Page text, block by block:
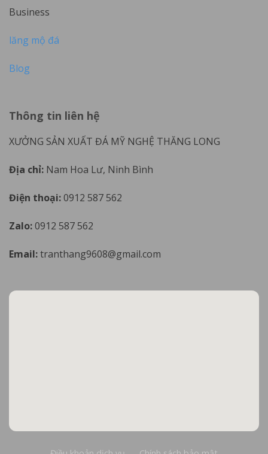
Business
lăng mộ đá
Blog
Thông tin liên hệ
XƯỞNG SẢN XUẤT ĐÁ MỸ NGHỆ THĂNG LONG
Địa chỉ: Nam Hoa Lư, Ninh Bình
Điện thoại:0912 587 562
Zalo:0912 587 562
Email:tranthang9608@gmail.com